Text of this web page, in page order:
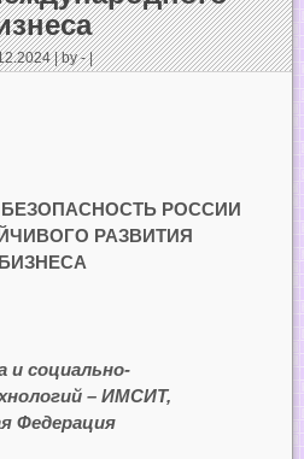
| by - |
РОССИИ
РАЗВИТИЯ
и социально-
– ИМСИТ,
Федерация